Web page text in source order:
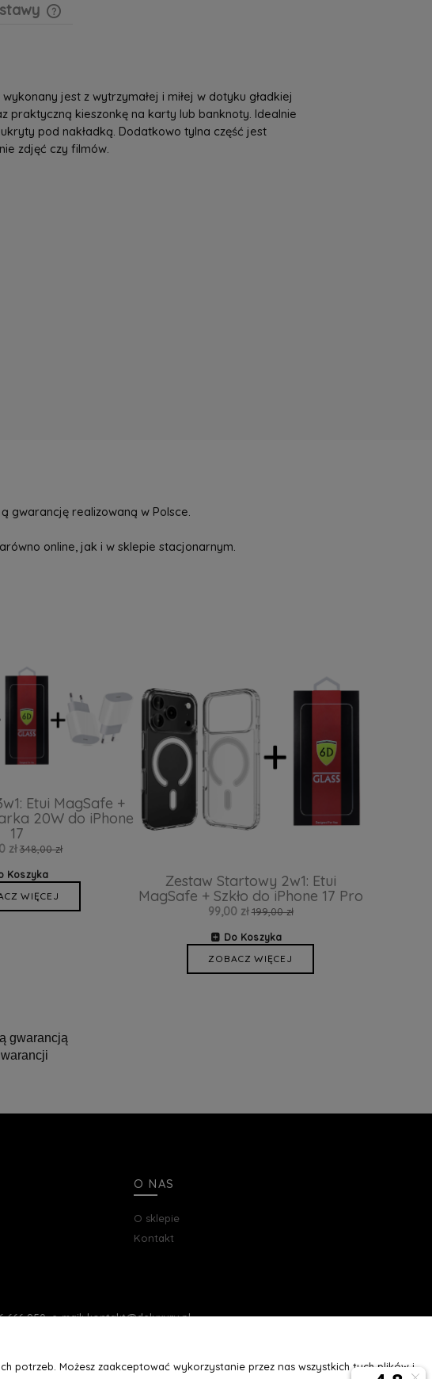
jest z wytrzymałej i miłej w dotyku gładkiej
praktyczną kieszonkę na karty lub banknoty. Idealnie
pod nakładką. Dodatkowo tylna część jest
zdjęć czy filmów.
gwarancję realizowaną w Polsce.
online, jak i w sklepie stacjonarnym.
Etui MagSafe +
20W do iPhone
17
zł 348,00 zł
Koszyka
WIĘCEJ
Zestaw Startowy 2w1: Etui
MagSafe + Szkło do iPhone 17 Pro
99,00 zł 199,00 zł
Do Koszyka
ZOBACZ WIĘCEJ
gwarancją
O NAS
O sklepie
Kontakt
666 950, e-mail: kontakt@deluxury.pl
Możesz zaakceptować wykorzystanie przez nas wszystkich tych plików i